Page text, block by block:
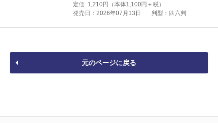
定価 1,210円（本体1,100円＋税）
発売日：2026年07月13日
判型：四六判
元のページに戻る